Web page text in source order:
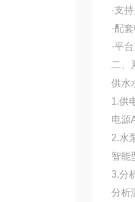
·支
·配
·平
二、
供水
1.供
电源
2.水
智能
3.分
分析